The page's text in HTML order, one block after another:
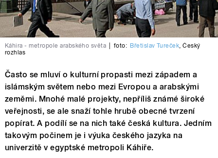
Káhira - metropole arabského světa foto: Břetislav Tureček,Český
rozhlas
Často se mluví o kulturní propasti mezi západem a
islámským světem nebo mezi Evropou a arabskými
zeměmi. Mnohé malé projekty, nepříliš známé široké
veřejnosti, se ale snaží tohle hrubě obecné tvrzení
popírat. A podílí se na nich také česká kultura. Jedním
takovým počinem je i výuka českého jazyka na
univerzitě v egyptské metropoli Káhiře.